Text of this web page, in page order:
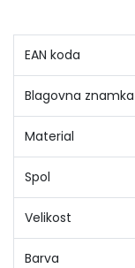
EAN koda
Blagovna znamka
Material
Spol
Velikost
Barva